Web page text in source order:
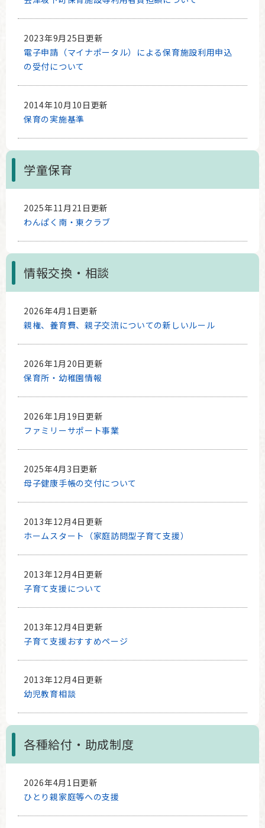
2023年9月25日更新
電子申請（マイナポータル）による保育施設利用申込
の受付について
2014年10月10日更新
保育の実施基準
学童保育
2025年11月21日更新
わんぱく南・東クラブ
情報交換・相談
2026年4月1日更新
親権、養育費、親子交流についての新しいルール
2026年1月20日更新
保育所・幼稚園情報
2026年1月19日更新
ファミリーサポート事業
2025年4月3日更新
母子健康手帳の交付について
2013年12月4日更新
ホームスタート（家庭訪問型子育て支援）
2013年12月4日更新
子育て支援について
2013年12月4日更新
子育て支援おすすめページ
2013年12月4日更新
幼児教育相談
各種給付・助成制度
2026年4月1日更新
ひとり親家庭等への支援